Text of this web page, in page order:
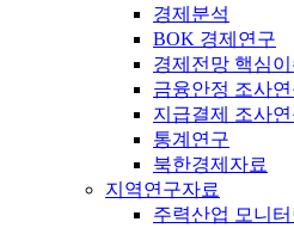
경제분석
BOK 경제연구
경제전망 핵심
금융안정 조사
지급결제 조사
통계연구
북한경제자료
지역연구자료
주력산업 모니